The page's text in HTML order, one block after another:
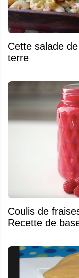
Cette salade
terre
Coulis de
Recette de